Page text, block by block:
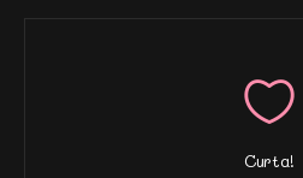
Curta!